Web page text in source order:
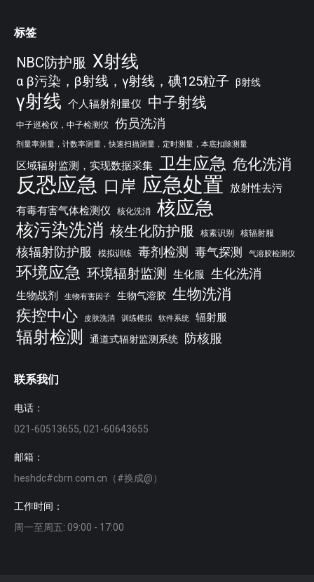
标签
NBC防护服 X射线
α β污染，β射线，γ射线，碘125粒子 β射线
γ射线 个人辐射剂量仪 中子射线
中子巡检仪，中子检测仪 伤员洗消
剂量率测量，计数率测量，快速扫描测量，定时测量，本底扣除测量
区域辐射监测，实现数据采集 卫生应急 危化洗消
反恐应急 口岸 应急处置
放射性去污
有毒有害气体检测仪
核化洗消 核应急
核污染洗消 核生化防护服 核素识别 核辐射服
核辐射防护服 模拟训练 毒剂检测 毒气探测 气溶胶检测仪
环境应急 环境辐射监测 生化服 生化洗消
生物战剂 生物有害因子 生物气溶胶 生物洗消
疾控中心
皮肤洗消 训练模拟 软件系统 辐射服
辐射检测 通道式辐射监测系统 防核服
联系我们
电话：
021-60513655, 021-60643655
邮箱：
heshdc#cbrn.com.cn（#换成@）
工作时间：
周一至周五: 09:00 - 17:00